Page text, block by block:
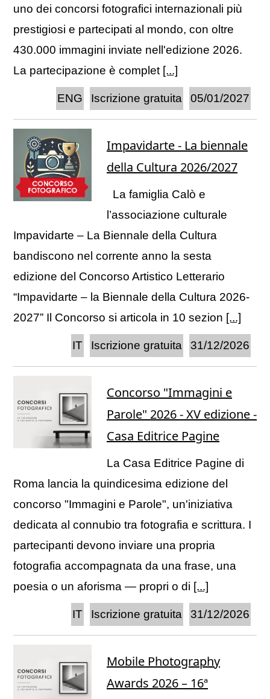
uno dei concorsi fotografici internazionali più
prestigiosi e partecipati al mondo, con oltre
430.000 immagini inviate nell'edizione 2026.
La partecipazione è complet [...]
05/01/2027
Iscrizione gratuita
ENG
Impavidarte - La biennale
della Cultura 2026/2027
La famiglia Calò e
l’associazione culturale
Impavidarte – La Biennale della Cultura
bandiscono nel corrente anno la sesta
edizione del Concorso Artistico Letterario
“Impavidarte – la Biennale della Cultura 2026-
2027” Il Concorso si articola in 10 sezion [...]
31/12/2026
Iscrizione gratuita
IT
Concorso "Immagini e
Parole" 2026 - XV edizione -
Casa Editrice Pagine
La Casa Editrice Pagine di
Roma lancia la quindicesima edizione del
concorso "Immagini e Parole", un'iniziativa
dedicata al connubio tra fotografia e scrittura. I
partecipanti devono inviare una propria
fotografia accompagnata da una frase, una
poesia o un aforisma — propri o di [...]
31/12/2026
Iscrizione gratuita
IT
Mobile Photography
Awards 2026 – 16ª